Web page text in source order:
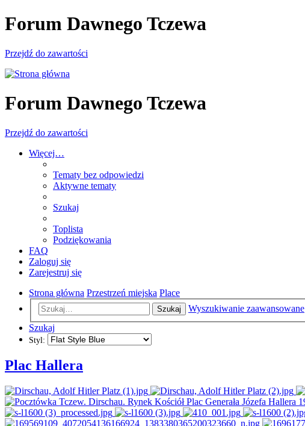
Forum Dawnego Tczewa
Przejdź do zawartości
Forum Dawnego Tczewa
Przejdź do zawartości
Więcej…
Tematy bez odpowiedzi
Aktywne tematy
Szukaj
Toplista
Podziękowania
FAQ
Zaloguj się
Zarejestruj się
Strona główna Przestrzeń miejska Place
Szukaj
Wyszukiwanie zaawansowane
Szukaj
Styl:
Plac Hallera